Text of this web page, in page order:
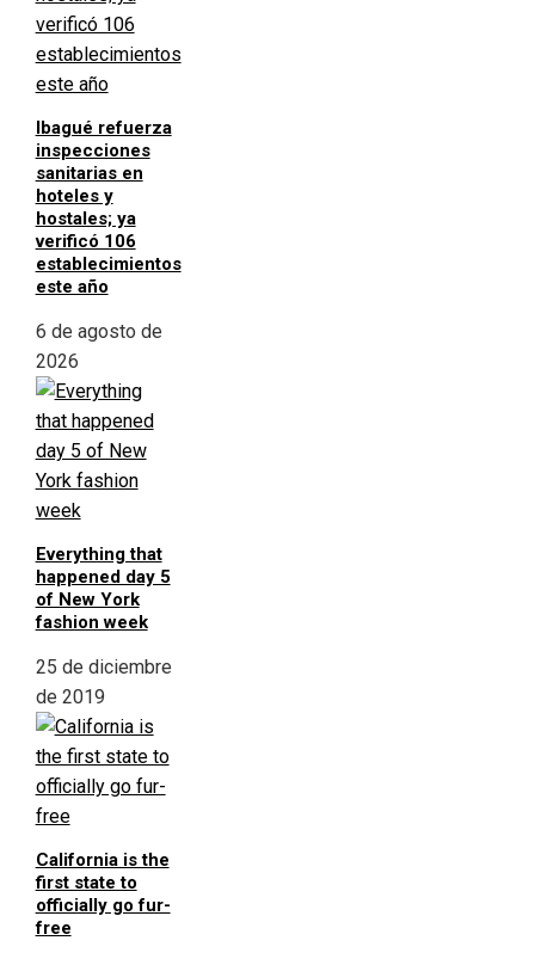
Ibagué refuerza
inspecciones
sanitarias en
hoteles y
hostales; ya
verificó 106
establecimientos
este año
6 de agosto de
2026
Everything that
happened day 5
of New York
fashion week
25 de diciembre
de 2019
California is the
first state to
officially go fur-
free